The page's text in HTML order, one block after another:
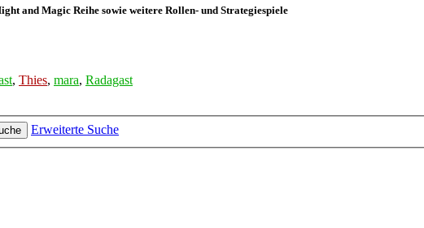
and Magic Reihe sowie weitere Rollen- und Strategiespiele
, Thies, mara, Radagast
Erweiterte Suche